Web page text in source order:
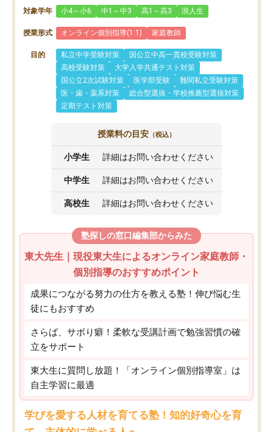
対象学年 小4～小6 中1～中3 高1～高3 浪人生
授業形式 オンライン個別指導(1:1) 家庭教師
目的 私立中学受験対策
国公立中高一貫校受験対策
高校受験対策
大学入学共通テスト対策
国公立2次試験対策
医学部受験
難関私立受験対策
医・歯・薬系対策
総合型選抜・学校推薦型選抜対策
定期テスト対策
授業料の目安 （税込）
小学生 詳細はお問い合わせください
中学生 詳細はお問い合わせください
高校生 詳細はお問い合わせください
塾探しの窓口編集部からみた
東大先生｜現役東大生によるオンライン家庭教師・
個別指導のおすすめポイント
成果につながる努力の仕方を教える塾！伸び悩む生
徒にもおすすめ
さらば、サボり癖！柔軟な受講計画で勉強習慣の確
立をサポート
東大生に質問し放題！「オンライン個別指導室」は
自主学習に最適
学びを愛する人材を育てる塾！知的好奇心を育